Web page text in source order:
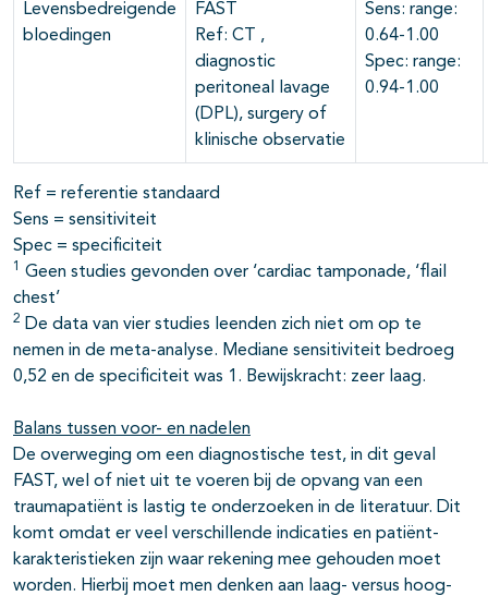
Levensbedreigende
bloedingen
FAST
Ref: CT ,
diagnostic
peritoneal lavage
(DPL), surgery of
klinische observatie
Sens: range:
0.64-1.00
Spec: range:
0.94-1.00
Ref = referentie standaard
Sens = sensitiviteit
Spec = specificiteit
1
Geen studies gevonden over ‘cardiac tamponade, ‘flail
chest’
2 De data van vier studies leenden zich niet om op te
nemen in de meta-analyse. Mediane sensitiviteit bedroeg
0,52 en de specificiteit was 1. Bewijskracht: zeer laag.
Balans tussen voor- en nadelen
De overweging om een diagnostische test, in dit geval
FAST, wel of niet uit te voeren bij de opvang van een
traumapatiënt is lastig te onderzoeken in de literatuur. Dit
komt omdat er veel verschillende indicaties en patiënt-
karakteristieken zijn waar rekening mee gehouden moet
worden. Hierbij moet men denken aan laag- versus hoog-